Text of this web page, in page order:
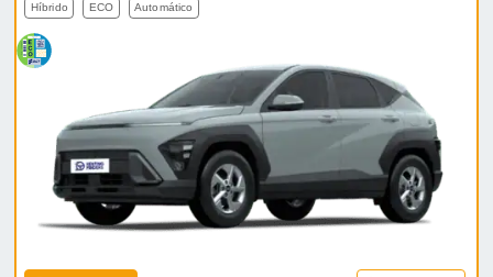
Híbrido ECO Automático